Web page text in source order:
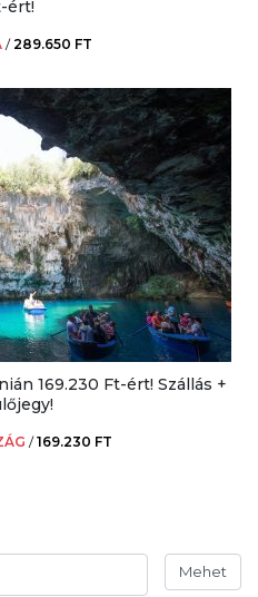
ért!
/289.650 FT
169.230 Ft-ért! Szállás +
/169.230 FT
Mehet